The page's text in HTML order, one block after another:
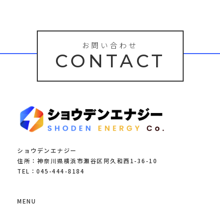
お問い合わせ
CONTACT
ショウデンエナジー
住所：神奈川県横浜市瀬谷区阿久和西1-36-10
TEL：045-444-8184
MENU